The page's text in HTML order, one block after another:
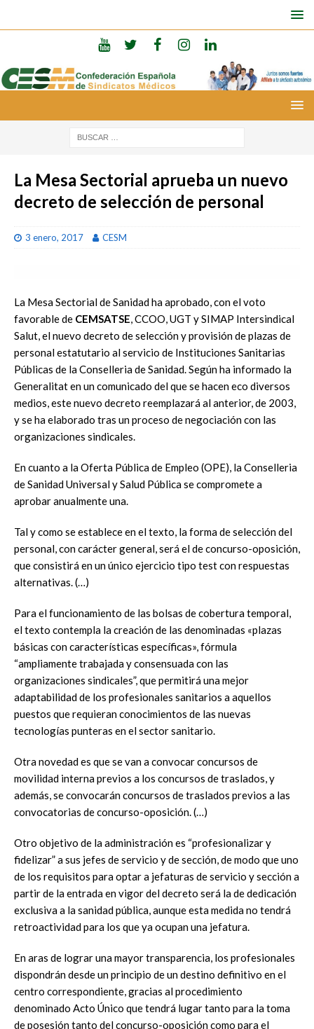
La Mesa Sectorial aprueba un nuevo
decreto de selección de personal
3 enero, 2017 CESM
La Mesa Sectorial de Sanidad ha aprobado, con el voto
favorable de CEMSATSE, CCOO, UGT y SIMAP Intersindical
Salut, el nuevo decreto de selección y provisión de plazas de
personal estatutario al servicio de Instituciones Sanitarias
Públicas de la Conselleria de Sanidad. Según ha informado la
Generalitat en un comunicado del que se hacen eco diversos
medios, este nuevo decreto reemplazará al anterior, de 2003,
y se ha elaborado tras un proceso de negociación con las
organizaciones sindicales.
En cuanto a la Oferta Pública de Empleo (OPE), la Conselleria
de Sanidad Universal y Salud Pública se compromete a
aprobar anualmente una.
Tal y como se establece en el texto, la forma de selección del
personal, con carácter general, será el de concurso-oposición,
que consistirá en un único ejercicio tipo test con respuestas
alternativas. (…)
Para el funcionamiento de las bolsas de cobertura temporal,
el texto contempla la creación de las denominadas «plazas
básicas con características específicas», fórmula
“ampliamente trabajada y consensuada con las
organizaciones sindicales”, que permitirá una mejor
adaptabilidad de los profesionales sanitarios a aquellos
puestos que requieran conocimientos de las nuevas
tecnologías punteras en el sector sanitario.
Otra novedad es que se van a convocar concursos de
movilidad interna previos a los concursos de traslados, y
además, se convocarán concursos de traslados previos a las
convocatorias de concurso-oposición. (…)
Otro objetivo de la administración es “profesionalizar y
fidelizar” a sus jefes de servicio y de sección, de modo que uno
de los requisitos para optar a jefaturas de servicio y sección a
partir de la entrada en vigor del decreto será la de dedicación
exclusiva a la sanidad pública, aunque esta medida no tendrá
retroactividad para los que ya ocupan una jefatura.
En aras de lograr una mayor transparencia, los profesionales
dispondrán desde un principio de un destino definitivo en el
centro correspondiente, gracias al procedimiento
denominado Acto Único que tendrá lugar tanto para la toma
de posesión tanto del concurso-oposición como para el